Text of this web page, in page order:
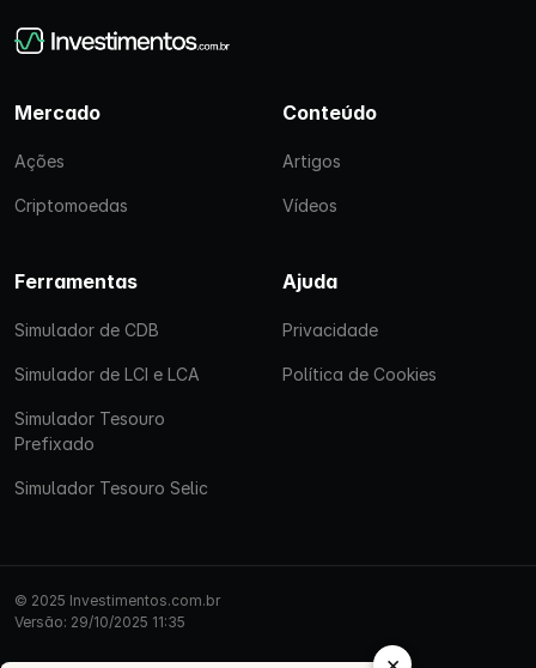
Mercado
Ações
Criptomoedas
Conteúdo
Artigos
Vídeos
Ferramentas
Simulador de CDB
Simulador de LCI e LCA
Simulador Tesouro
Prefixado
Simulador Tesouro Selic
Ajuda
Privacidade
Política de Cookies
© 2025 Investimentos.com.br
Versão: 29/10/2025 11:35